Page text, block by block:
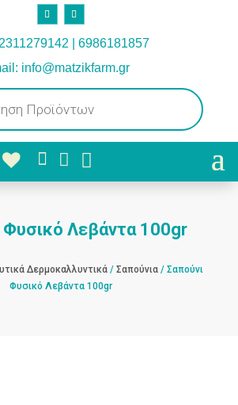
| 6986181857
info@matzikfarm.gr
  
Φυσικό Λεβάντα 100gr
Δερμοκαλλυντικά /Σαπούνια / Σαπούνι
Φυσικό Λεβάντα 100gr